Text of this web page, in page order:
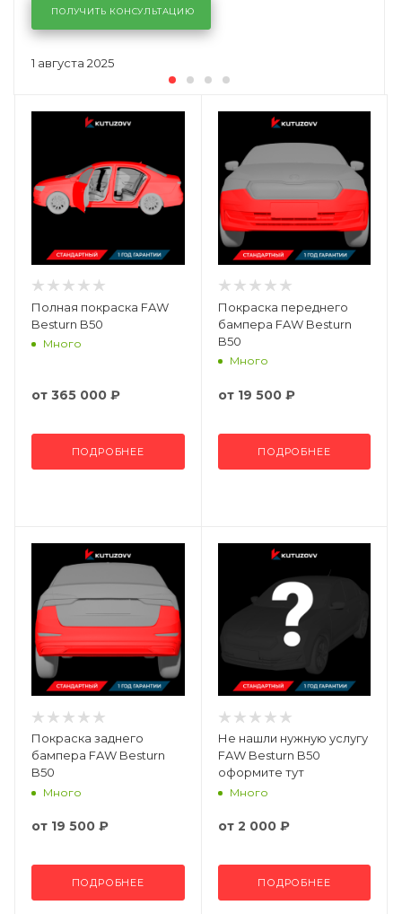
1 августа 2025
ПОЛУЧИТЬ КОНСУЛЬТАЦИЮ
Полная покраска FAW
Besturn B50
Много
от 365 000 ₽
ПОДРОБНЕЕ
Покраска переднего
бампера FAW Besturn
B50
Много
от 19 500 ₽
ПОДРОБНЕЕ
Покраска заднего
бампера FAW Besturn
B50
Много
от 19 500 ₽
ПОДРОБНЕЕ
Не нашли нужную услугу
FAW Besturn B50
оформите тут
Много
от 2 000 ₽
ПОДРОБНЕЕ